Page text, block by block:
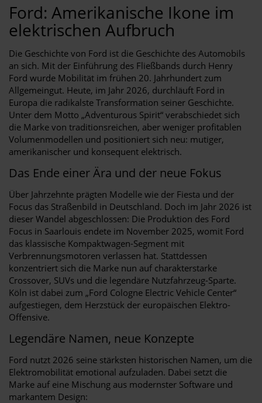
Ford: Amerikanische Ikone im
elektrischen Aufbruch
Die Geschichte von Ford ist die Geschichte des Automobils
an sich. Mit der Einführung des Fließbands durch Henry
Ford wurde Mobilität im frühen 20. Jahrhundert zum
Allgemeingut. Heute, im Jahr 2026, durchläuft Ford in
Europa die radikalste Transformation seiner Geschichte.
Unter dem Motto „Adventurous Spirit“ verabschiedet sich
die Marke von traditionsreichen, aber weniger profitablen
Volumenmodellen und positioniert sich neu: mutiger,
amerikanischer und konsequent elektrisch.
Das Ende einer Ära und der neue Fokus
Über Jahrzehnte prägten Modelle wie der Fiesta und der
Focus das Straßenbild in Deutschland. Doch im Jahr 2026 ist
dieser Wandel abgeschlossen: Die Produktion des Ford
Focus in Saarlouis endete im November 2025, womit Ford
das klassische Kompaktwagen-Segment mit
Verbrennungsmotoren verlassen hat. Stattdessen
konzentriert sich die Marke nun auf charakterstarke
Crossover, SUVs und die legendäre Nutzfahrzeug-Sparte.
Köln ist dabei zum „Ford Cologne Electric Vehicle Center“
aufgestiegen, dem Herzstück der europäischen Elektro-
Offensive.
Legendäre Namen, neue Konzepte
Ford nutzt 2026 seine stärksten historischen Namen, um die
Elektromobilität emotional aufzuladen. Dabei setzt die
Marke auf eine Mischung aus modernster Software und
markantem Design: